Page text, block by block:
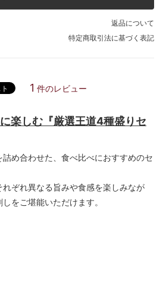
返品について
特定商取引法に基づく表記
1 件のレビュー
楽しむ『厳選王道4種盛りセ
め合わせた、食べ比べにおすすめのセ
ぞれ異なる旨みや食感を楽しみなが
をご堪能いただけます。